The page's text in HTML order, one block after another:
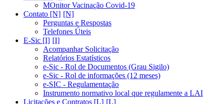
MOnitor Vacinação Covid-19
Contato [N]
Perguntas e Respostas
Telefones Úteis
E-Sic [I]
Acompanhar Solicitação
Relatórios Estatísticos
e-Sic - Rol de Documentos (Grau Sigilo)
e-Sic - Rol de informações (12 meses)
e-SIC - Regulamentação
Instrumento normativo local que regulamente a LAI
Licitações e Contratos [L]